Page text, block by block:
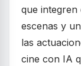
que integren
escenas y
las
cine con IA